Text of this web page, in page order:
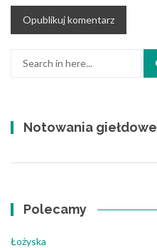
Notowania giełdowe
Polecamy
Łożyska